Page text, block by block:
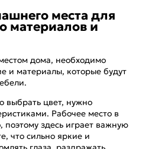
места для
материалов и
дома, необходимо
и материалы, которые будут
выбрать цвет, нужно
Рабочее место в
поэтому здесь играет важную
что сильно яркие и